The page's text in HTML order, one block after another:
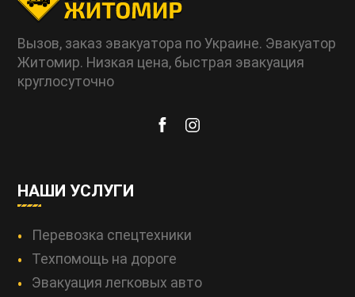
Вызов, заказ эвакуатора по Украине. Эвакуатор
Житомир. Низкая цена, быстрая эвакуация
круглосуточно
НАШИ УСЛУГИ
Перевозка спецтехники
Техпомощь на дороге
Эвакуация легковых авто